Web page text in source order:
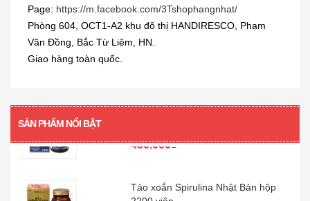
Page: https://m.facebook.com/3Tshophangnhat/
Phòng 604, OCT1-A2 khu đô thị HANDIRESCO, Phạm
Văn Đồng, Bắc Từ Liêm, HN.
Giao hàng toàn quốc.
SẢN PHẨM NỔI BẬT
Siro viêm - sổ mũi Muhi 120ml
160.000₫
2200 viên